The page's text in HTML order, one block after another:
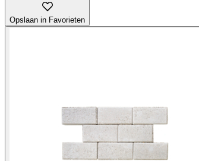
Opslaan in Favorieten